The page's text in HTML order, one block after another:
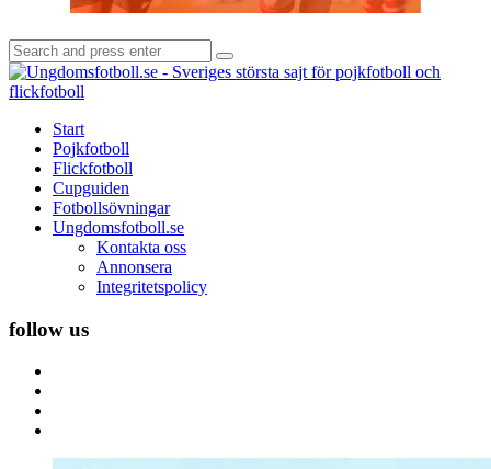
Search
for:
Search
Start
Pojkfotboll
Flickfotboll
Cupguiden
Fotbollsövningar
Ungdomsfotboll.se
Kontakta oss
Annonsera
Integritetspolicy
follow us